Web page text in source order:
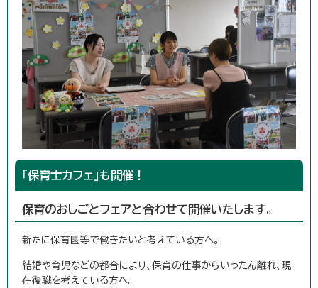
「保育士カフェ」も開催！
保育のおしごとフェアと合わせて開催いたします。
新たに保育園等で働きたいと考えている方へ。
結婚や育児などの都合により、保育の仕事からいったん離れ、現
在復職を考えている方へ。